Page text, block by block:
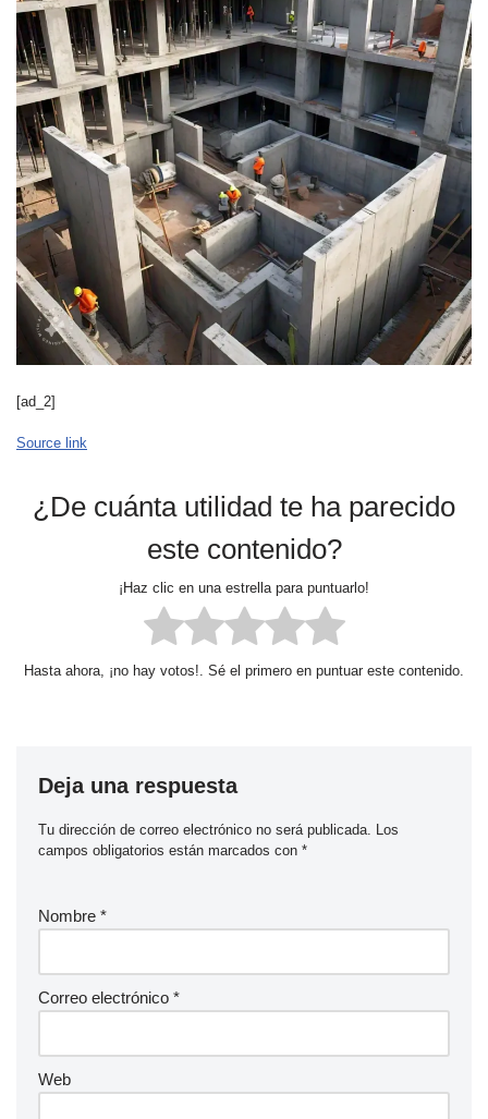
[ad_2]
Source link
¿De cuánta utilidad te ha parecido
este contenido?
¡Haz clic en una estrella para puntuarlo!
Hasta ahora, ¡no hay votos!. Sé el primero en puntuar este contenido.
Deja una respuesta
Tu dirección de correo electrónico no será publicada. Los
campos obligatorios están marcados con *
Nombre *
Correo electrónico *
Web